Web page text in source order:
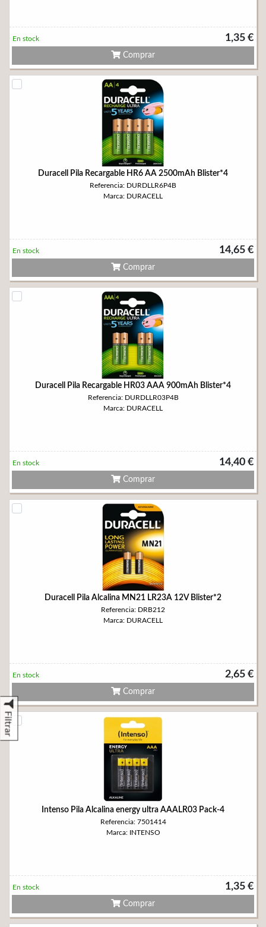
Filtrar
1,35 €
En stock
Comprar
Duracell Pila Recargable HR6 AA 2500mAh Blister*4
Referencia: DURDLLR6P4B
Marca: DURACELL
14,65 €
En stock
Comprar
Duracell Pila Recargable HR03 AAA 900mAh Blister*4
Referencia: DURDLLR03P4B
Marca: DURACELL
14,40 €
En stock
Comprar
Duracell Pila Alcalina MN21 LR23A 12V Blister*2
Referencia: DRB212
Marca: DURACELL
2,65 €
En stock
Comprar
Intenso Pila Alcalina energy ultra AAALR03 Pack-4
Referencia: 7501414
Marca: INTENSO
1,35 €
En stock
Comprar